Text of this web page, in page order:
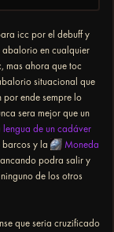
icc por el debuff y
abalorio en cualquier
mas ahora que toc
situacional que
ende sempre lo
sera mejor que un
de un cadáver
y la
Moneda
podra salir y
de los otros
que seria cruzificado